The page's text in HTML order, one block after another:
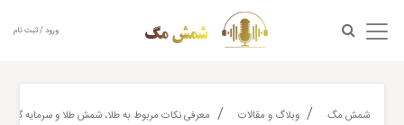
ورود / ثبت نام
شمش مگ وبلاگ و مقالات معرفی نکات مربوط به طلا، شمش طلا و سرمایه